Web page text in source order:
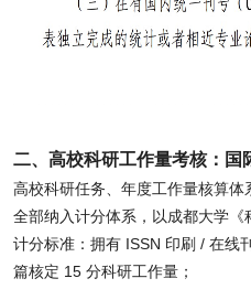
二、高校科研工作量考核：国
高校科研任务、年度工作量核算体
全部纳入计分体系，以成都大学《
计分标准：拥有 ISSN 印刷 / 在线
篇核定 15 分科研工作量；